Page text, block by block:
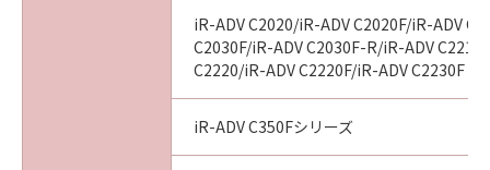
iR-ADV C2020/iR-ADV C2020F/iR-ADV
C2030F/iR-ADV C2030F-R/iR-ADV
C2220/iR-ADV C2220F/iR-ADV C2230F
iR-ADV C350Fシリーズ